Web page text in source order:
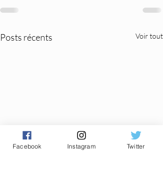
Posts récents Voir tout
Facebook Instagram Twitter